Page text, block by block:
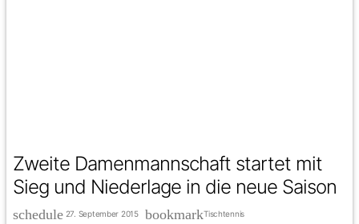
Zweite Damenmannschaft startet mit
Sieg und Niederlage in die neue Saison
schedule 27. September 2015bookmarkTischtennis